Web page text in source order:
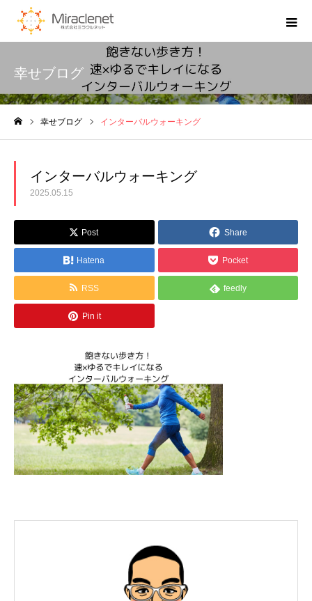
幸せブログ
幸せブログ インターバルウォーキング
インターバルウォーキング
2025.05.15
Post Share
Hatena Pocket
RSS feedly
Pin it